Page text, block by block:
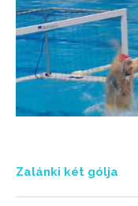
Zalánki két gólja